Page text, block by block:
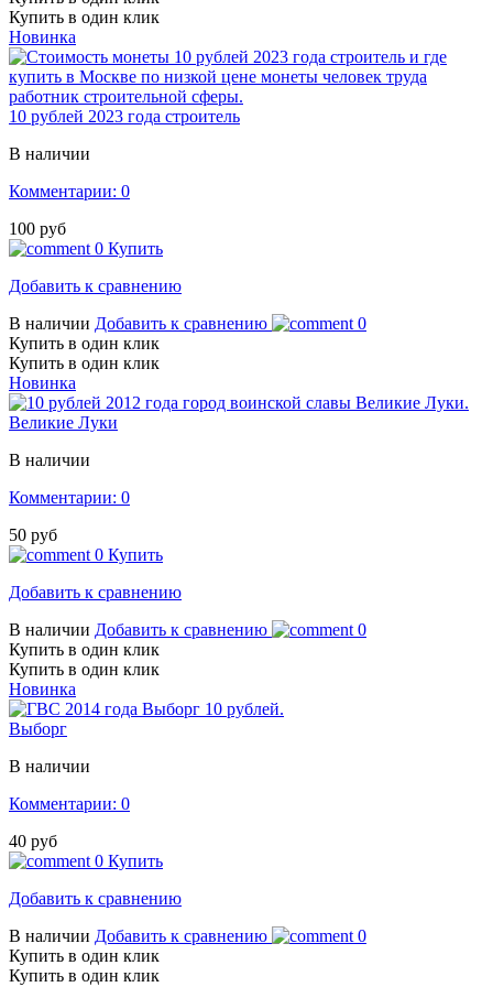
Купить в один клик
Новинка
10 рублей 2023 года строитель
В наличии
Комментарии: 0
100 руб
0 Купить
Добавить к сравнению
В наличии Добавить к сравнению
0
Купить в один клик
Купить в один клик
Новинка
Великие Луки
В наличии
Комментарии: 0
50 руб
0 Купить
Добавить к сравнению
В наличии Добавить к сравнению
0
Купить в один клик
Купить в один клик
Новинка
Выборг
В наличии
Комментарии: 0
40 руб
0 Купить
Добавить к сравнению
В наличии Добавить к сравнению
0
Купить в один клик
Купить в один клик